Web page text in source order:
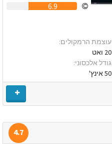
6.9
עוצמת הרמקולים:
20 ואט
גודל אלכסוני:
50 אינץ'
4.7